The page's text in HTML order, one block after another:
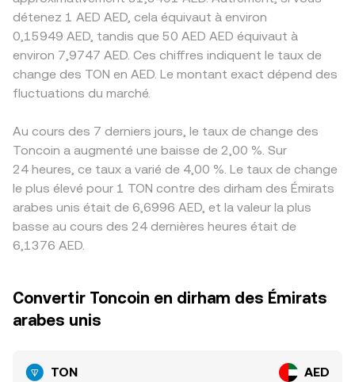
détenez 1 AED AED, cela équivaut à environ
0,15949 AED, tandis que 50 AED AED équivaut à
environ 7,9747 AED. Ces chiffres indiquent le taux de
change des TON en AED. Le montant exact dépend des
fluctuations du marché.
Au cours des 7 derniers jours, le taux de change des
Toncoin a augmenté une baisse de 2,00 %. Sur
24 heures, ce taux a varié de 4,00 %. Le taux de change
le plus élevé pour 1 TON contre des dirham des Émirats
arabes unis était de 6,6996 AED, et la valeur la plus
basse au cours des 24 dernières heures était de
6,1376 AED.
Convertir Toncoin en dirham des Émirats
arabes unis
TON AED